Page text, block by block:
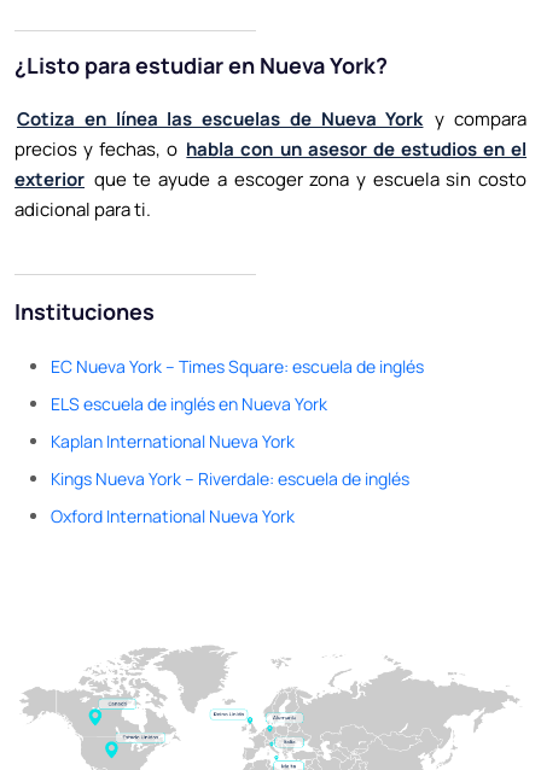
¿Listo para estudiar en Nueva York?
Cotiza en línea las escuelas de Nueva York y compara
precios y fechas, o habla con un asesor de estudios en el
exterior que te ayude a escoger zona y escuela sin costo
adicional para ti.
Instituciones
EC Nueva York – Times Square: escuela de inglés
ELS escuela de inglés en Nueva York
Kaplan International Nueva York
Kings Nueva York – Riverdale: escuela de inglés
Oxford International Nueva York